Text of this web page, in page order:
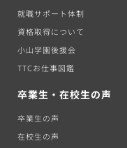
就職サポート体制
資格取得について
小山学園後援会
TTCお仕事図鑑
卒業生・在校生の声
卒業生の声
在校生の声